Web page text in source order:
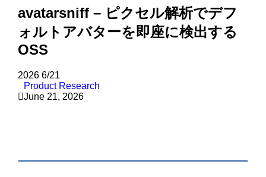
avatarsniff – ピクセル解析でデフ
ォルトアバターを即座に検出する
OSS
2026 6/21
Product Research
June 21, 2026